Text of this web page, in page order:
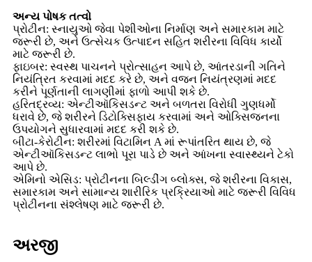
અન્ય પોષક તત્વો
પ્રોટીન: સ્નાયુઓ જેવા પેશીઓના નિર્માણ અને સમારકામ માટે
જરૂરી છે, અને ઉત્સેચક ઉત્પાદન સહિત શરીરના વિવિધ કાર્યો
માટે જરૂરી છે.
ફાઇબર: સ્વસ્થ પાચનને પ્રોત્સાહન આપે છે, આંતરડાની ગતિને
નિયંત્રિત કરવામાં મદદ કરે છે, અને વજન નિયંત્રણમાં મદદ
કરીને પૂર્ણતાની લાગણીમાં ફાળો આપી શકે છે.
હરિતદ્રવ્ય: એન્ટીઑકિસડન્ટ અને બળતરા વિરોધી ગુણધર્મો
ધરાવે છે, જે શરીરને ડિટોક્સિફાય કરવામાં અને ઓક્સિજનના
ઉપયોગને સુધારવામાં મદદ કરી શકે છે.
બીટા-કેરોટીન: શરીરમાં વિટામિન A માં રૂપાંતરિત થાય છે, જે
એન્ટીઑકિસડન્ટ લાભો પૂરા પાડે છે અને આંખના સ્વાસ્થ્યને ટેકો
આપે છે.
એમિનો એસિડ: પ્રોટીનના બિલ્ડીંગ બ્લોક્સ, જે શરીરના વિકાસ,
સમારકામ અને સામાન્ય શારીરિક પ્રક્રિયાઓ માટે જરૂરી વિવિધ
પ્રોટીનના સંશ્લેષણ માટે જરૂરી છે.
અરજી